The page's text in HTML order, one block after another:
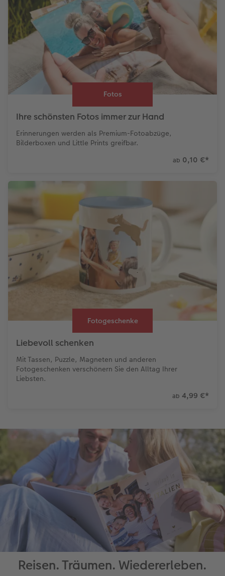
Fotos
Ihre schönsten Fotos immer zur Hand
Erinnerungen werden als Premium-Fotoabzüge,
Bilderboxen und Little Prints greifbar.
ab 0,10 €*
Fotogeschenke
Liebevoll schenken
Mit Tassen, Puzzle, Magneten und anderen
Fotogeschenken verschönern Sie den Alltag Ihrer
Liebsten.
ab 4,99 €*
Reisen. Träumen. Wiedererleben.